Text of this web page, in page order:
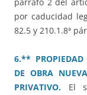
párrafo 2 del
por caducidad
82.5 y 210.1.8ª
6.**
DE OBRA
PRIVATIVO. El